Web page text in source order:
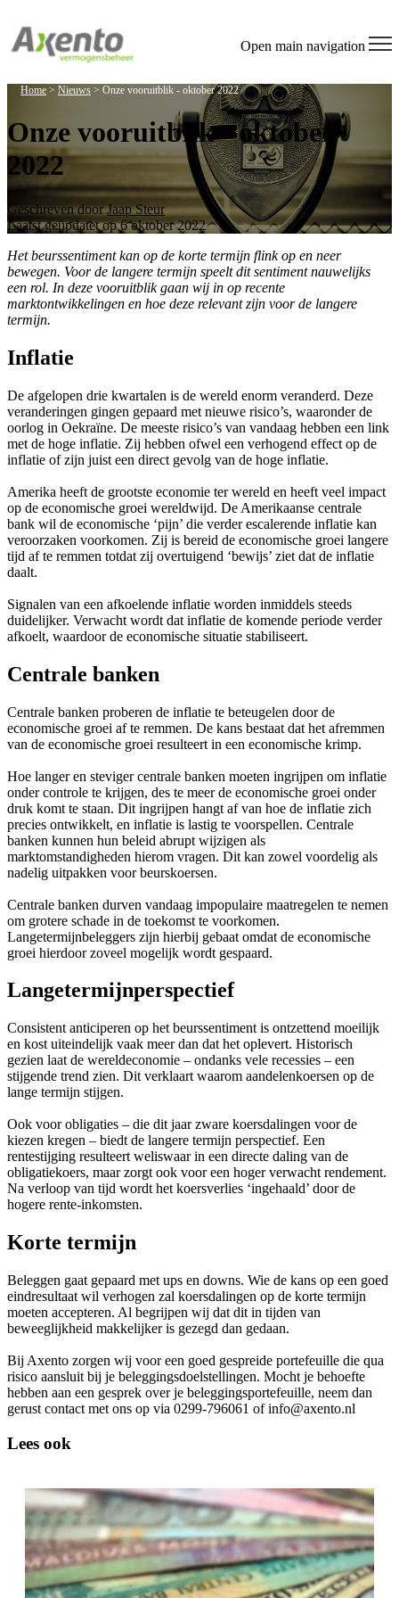
All
Accessibility
reader.
To
start
the
All
in
One
Accessibility
screen
reader,
press
"Ctrl
+
This
shortcut
the
screen
reader
to
help
navigate
and
interact
with
the
content.
Open main navigation
Home > Nieuws > Onze vooruitblik - oktober 2022
Onze vooruitblik - oktober
2022
Geschreven doorJaap Steur
Laatst geüpdatet op 6 oktober 2022
Het beurssentiment kan op de korte termijn flink op en neer
bewegen. Voor de langere termijn speelt dit sentiment nauwelijks
een rol. In deze vooruitblik gaan wij in op recente
marktontwikkelingen en hoe deze relevant zijn voor de langere
termijn.
Inflatie
De afgelopen drie kwartalen is de wereld enorm veranderd. Deze
veranderingen gingen gepaard met nieuwe risico’s, waaronder de
oorlog in Oekraïne. De meeste risico’s van vandaag hebben een link
met de hoge inflatie. Zij hebben ofwel een verhogend effect op de
inflatie of zijn juist een direct gevolg van de hoge inflatie.
Amerika heeft de grootste economie ter wereld en heeft veel impact
op de economische groei wereldwijd. De Amerikaanse centrale
bank wil de economische ‘pijn’ die verder escalerende inflatie kan
veroorzaken voorkomen. Zij is bereid de economische groei langere
tijd af te remmen totdat zij overtuigend ‘bewijs’ ziet dat de inflatie
daalt.
Signalen van een afkoelende inflatie worden inmiddels steeds
duidelijker. Verwacht wordt dat inflatie de komende periode verder
afkoelt, waardoor de economische situatie stabiliseert.
Centrale banken
Centrale banken proberen de inflatie te beteugelen door de
economische groei af te remmen. De kans bestaat dat het afremmen
van de economische groei resulteert in een economische krimp.
Hoe langer en steviger centrale banken moeten ingrijpen om inflatie
onder controle te krijgen, des te meer de economische groei onder
druk komt te staan. Dit ingrijpen hangt af van hoe de inflatie zich
precies ontwikkelt, en inflatie is lastig te voorspellen. Centrale
banken kunnen hun beleid abrupt wijzigen als
marktomstandigheden hierom vragen. Dit kan zowel voordelig als
nadelig uitpakken voor beurskoersen.
Centrale banken durven vandaag impopulaire maatregelen te nemen
om grotere schade in de toekomst te voorkomen.
Langetermijnbeleggers zijn hierbij gebaat omdat de economische
groei hierdoor zoveel mogelijk wordt gespaard.
Langetermijnperspectief
Consistent anticiperen op het beurssentiment is ontzettend moeilijk
en kost uiteindelijk vaak meer dan dat het oplevert. Historisch
gezien laat de wereldeconomie – ondanks vele recessies – een
stijgende trend zien. Dit verklaart waarom aandelenkoersen op de
lange termijn stijgen.
Ook voor obligaties – die dit jaar zware koersdalingen voor de
kiezen kregen – biedt de langere termijn perspectief. Een
rentestijging resulteert weliswaar in een directe daling van de
obligatiekoers, maar zorgt ook voor een hoger verwacht rendement.
Na verloop van tijd wordt het koersverlies ‘ingehaald’ door de
hogere rente-inkomsten.
Korte termijn
Beleggen gaat gepaard met ups en downs. Wie de kans op een goed
eindresultaat wil verhogen zal koersdalingen op de korte termijn
moeten accepteren. Al begrijpen wij dat dit in tijden van
beweeglijkheid makkelijker is gezegd dan gedaan.
Bij Axento zorgen wij voor een goed gespreide portefeuille die qua
risico aansluit bij je beleggingsdoelstellingen. Mocht je behoefte
hebben aan een gesprek over je beleggingsportefeuille, neem dan
gerust contact met ons op via 0299-796061 of info@axento.nl
Lees ook